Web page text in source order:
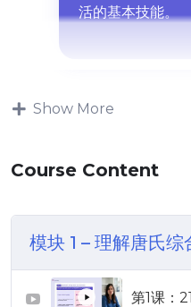
活的基本技能。
Show More
Course Content
模块 1 – 理解唐氏
▶ 第1课：